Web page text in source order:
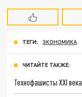
ТЕГИ: ЭКОНОМИКА
ЧИТАЙТЕ ТАКЖЕ:
Технофашисты XXI века